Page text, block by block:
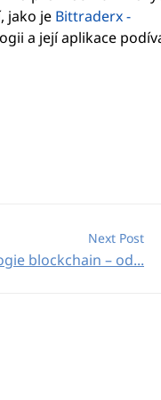
jako je Bittraderx -
a její aplikace
Next Post
blockchain – od...